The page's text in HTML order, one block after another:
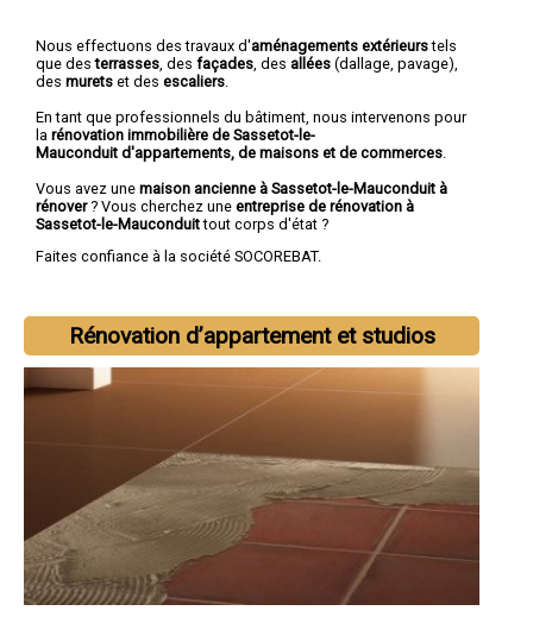
Nous effectuons des travaux d'aménagements extérieurstels
que desterrasses , des façades , des allées (dallage, pavage),
des murets et des escaliers
En tant que professionnels du bâtiment, nous intervenons pour
la rénovation immobilière de Sassetot-le-
Mauconduit d'appartements, de maisons et de commerces
Vous avez une maison ancienne à Sassetot-le-Mauconduit à
rénover? Vous cherchez une entreprise de rénovation à
Sassetot-le-Mauconduittout corps d'état ?
Faites confiance à la société SOCOREBAT.
Rénovation d’appartement et studios